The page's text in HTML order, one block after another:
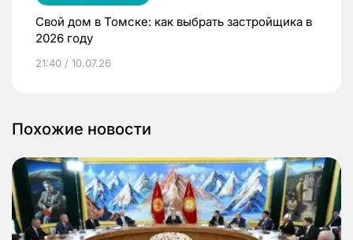
Свой дом в Томске: как выбрать застройщика в
2026 году
21:40 / 10.07.26
Похожие новости